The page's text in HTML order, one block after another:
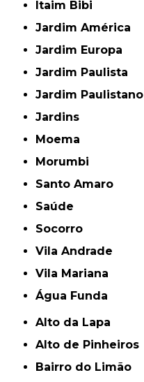
Itaim Bibi
Jardim América
Jardim Europa
Jardim Paulista
Jardim Paulistano
Jardins
Moema
Morumbi
Santo Amaro
Saúde
Socorro
Vila Andrade
Vila Mariana
Água Funda
Alto da Lapa
Alto de Pinheiros
Bairro do Limão